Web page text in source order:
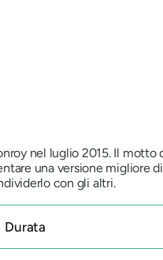
nel luglio 2015. Il
una versione migliore
con gli altri.
Durata